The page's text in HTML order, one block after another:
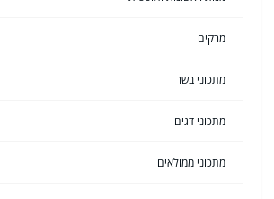
מרקים
מתכוני בשר
מתכוני דגים
מתכוני ממולאים